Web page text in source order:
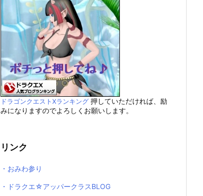
ドラゴンクエストXランキング 押していただければ、励
みになりますのでよろしくお願いします。
リンク
・おみわ参り
・ドラクエ☆アッパークラスBLOG